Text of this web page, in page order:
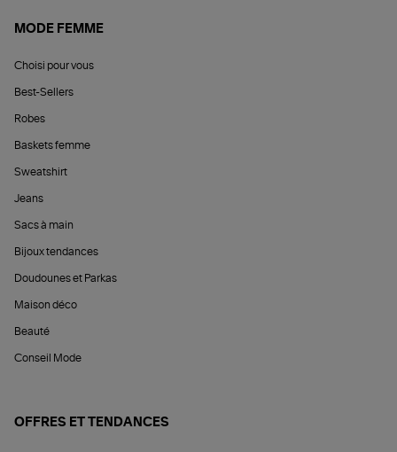
MODE FEMME
Choisi pour vous
Best-Sellers
Robes
Baskets femme
Sweatshirt
Jeans
Sacs à main
Bijoux tendances
Doudounes et Parkas
Maison déco
Beauté
Conseil Mode
OFFRES ET TENDANCES